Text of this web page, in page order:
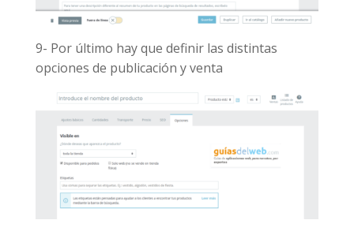
9- Por último hay que definir las distintas
opciones de publicación y venta